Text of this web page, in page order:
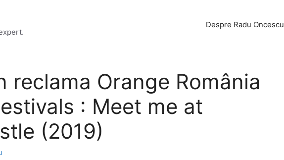
Despre Radu Oncescu
reclama Orange România
: Meet me at
(2019)